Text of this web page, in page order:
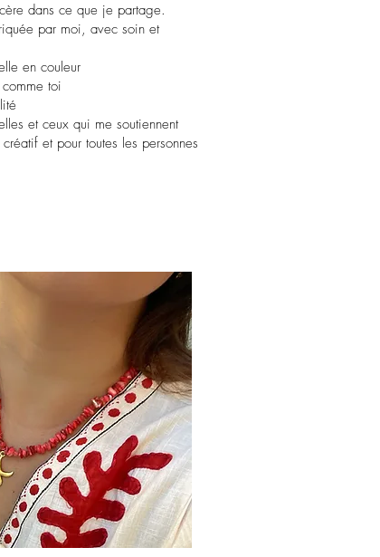
dans ce que je partage.
par moi, avec soin et
en couleur
toi
et ceux qui me soutiennent
et pour toutes les personnes